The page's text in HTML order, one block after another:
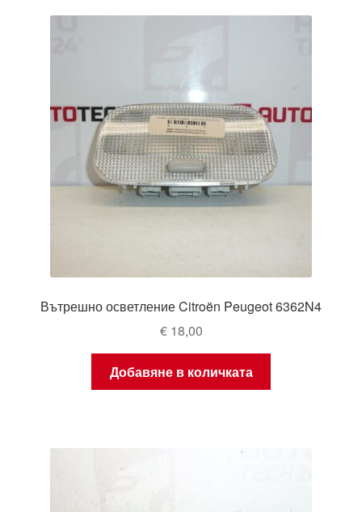
Вътрешно осветление Citroën Peugeot 6362N4
€18,00
Добавяне в количката